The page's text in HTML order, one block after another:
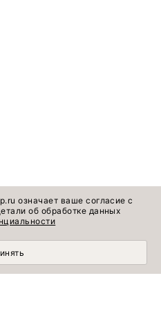
означает ваше согласие с
об обработке данных